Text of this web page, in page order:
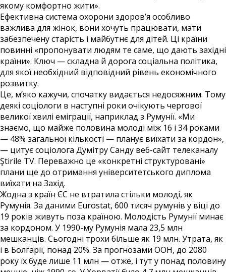
якому комфортно жити».
Ефективна система охорони здоров’я особливо
важлива для жінок, вони хочуть працювати, мати
забезпечену старість і майбутнє для дітей. Ці країни
повинні «пропонувати людям те саме, що дають західні
країни». Ключ — складна й дорога соціальна політика,
для якої необхідний відповідний рівень економічного
розвитку.
Це, м’яко кажучи, спочатку видається недосяжним. Тому
деякі соціологи в наступні роки очікують чергової
великої хвилі еміграції, наприклад з Румунії. «Ми
знаємо, що майже половина молоді між 16 і 34 роками
— 48% загальної кількості — планує виїхати за кордон»,
— цитує соціолога Думітру Санду веб-сайт телеканалу
Ştirile TV. Переважно це «конкретні структуровані»
плани ще до отримання університетського диплома
виїхати на Захід.
Жодна з країн ЄС не втратила стільки молоді, як
Румунія. За даними Eurostat, 600 тисяч румунів у віці до
19 років живуть поза країною. Молодість Румунії минає
за кордоном. У 1990-му Румунія мала 23,5 млн
мешканців. Сьогодні трохи більше як 19 млн. Утрата, як
і в Болгарії, понад 20%. За прогнозами ООН, до 2080
року їх буде лише 11 млн — отже, і тут у понад половину